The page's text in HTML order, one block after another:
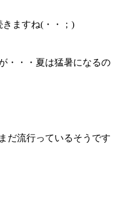
ますね(・・；)
・・・夏は猛暑になるの
だ流行っているそうです